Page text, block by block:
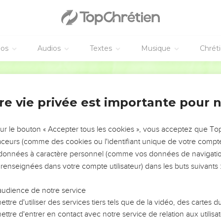
Audios Textes Musique
ils, tandis que tes disciples ne jeûnent pas ? »
morceau de tissu neuf sur un vieil habit, sinon la pièce neuve
devient pire.
vin nouveau dans de vieilles outres, sinon les outres éclatent,
[il faut mettre] le vin nouveau dans des outres neuves. »
traversait des champs de blé. Tout en marchant, ses
N'avez-vous jamais lu ce qu’a fait David, lorsqu'il a été dans le
?
de Dieu, à l’époque du grand-prêtre Abiathar, a mangé
vie privée est importante pour
le bouton « Accepter tous les cookies », vous acceptez que
(comme des cookies ou l'identifiant unique de votre
à caractère personnel (comme vos données de
dans votre compte utilisateur) dans les buts suivants :
de notre service
d'utiliser des services tiers tels que de la vidéo, des cartes
d'entrer en contact avec notre service de relation aux